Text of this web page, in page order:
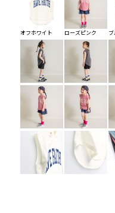
オフホワイト ローズピンク